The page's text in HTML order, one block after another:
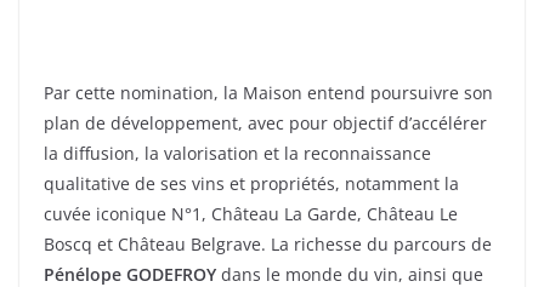
Par cette nomination, la Maison entend poursuivre son
plan de développement, avec pour objectif d’accélérer
la diffusion, la valorisation et la reconnaissance
qualitative de ses vins et propriétés, notamment la
cuvée iconique N°1, Château La Garde, Château Le
Boscq et Château Belgrave. La richesse du parcours de
Pénélope GODEFROY dans le monde du vin, ainsi que